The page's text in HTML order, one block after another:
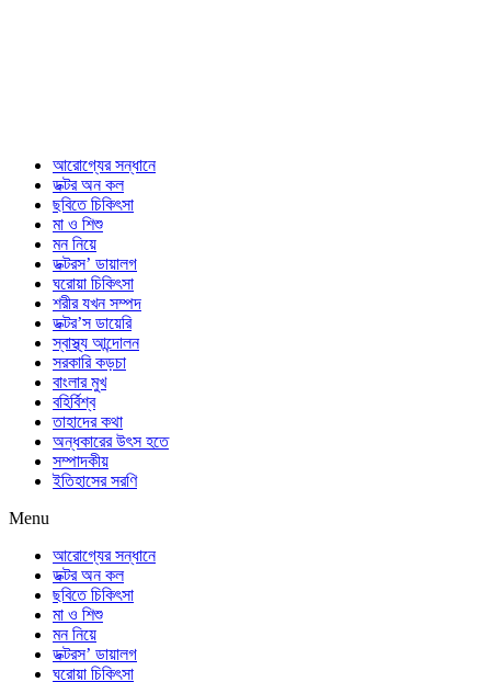
আরোগ্যের সন্ধানে
ডক্টর অন কল
ছবিতে চিকিৎসা
মা ও শিশু
মন নিয়ে
ডক্টরস’ ডায়ালগ
ঘরোয়া চিকিৎসা
শরীর যখন সম্পদ
ডক্টর’স ডায়েরি
স্বাস্থ্য আন্দোলন
সরকারি কড়চা
বাংলার মুখ
বহির্বিশ্ব
তাহাদের কথা
অন্ধকারের উৎস হতে
সম্পাদকীয়
ইতিহাসের সরণি
Menu
আরোগ্যের সন্ধানে
ডক্টর অন কল
ছবিতে চিকিৎসা
মা ও শিশু
মন নিয়ে
ডক্টরস’ ডায়ালগ
ঘরোয়া চিকিৎসা